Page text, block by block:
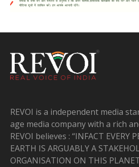
REVOI is a independent media
age media company with a rich
REVOI believes : “INFACT EVERY
EARTH IS ARGUABLY A
ORGANISATION ON THIS